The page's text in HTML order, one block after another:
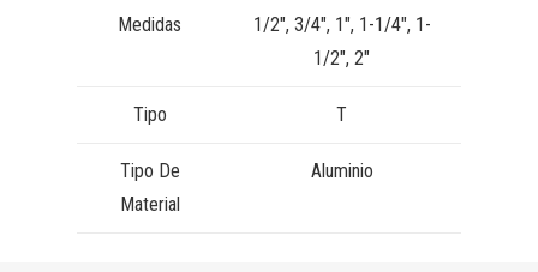
Medidas
1/2″, 3/4″, 1″, 1-1/4″, 1-
1/2″, 2″
Tipo T
Tipo De
Material
Aluminio